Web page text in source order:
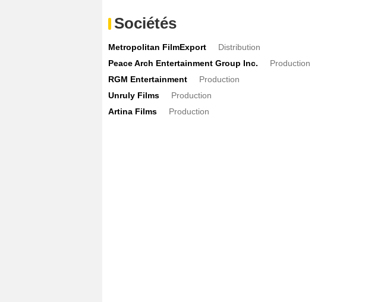
Sociétés
Metropolitan FilmExport
Distribution
Peace Arch Entertainment Group Inc.
Production
RGM Entertainment
Production
Unruly Films
Production
Artina Films
Production